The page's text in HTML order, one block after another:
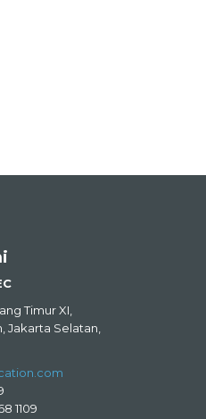
Timur XI,
Jakarta Selatan,
1109